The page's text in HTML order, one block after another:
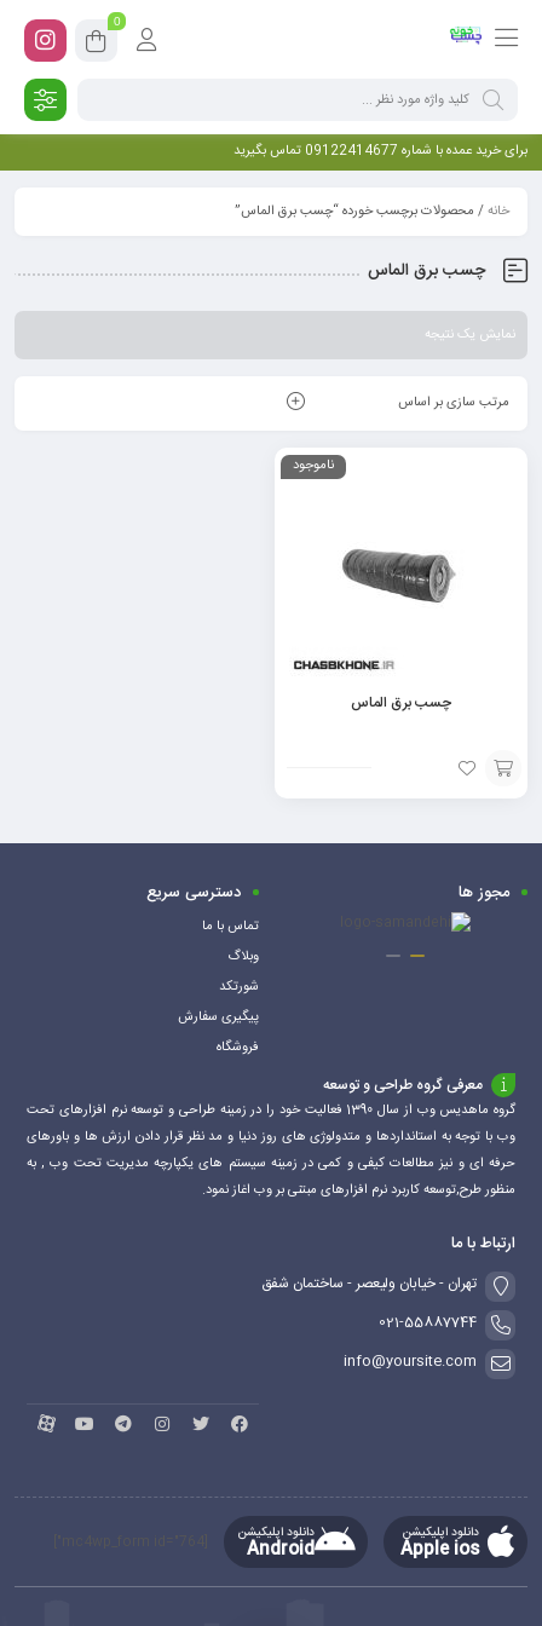
0
برای خرید عمده با شماره 09122414677 تماس بگیرید
خانه/ محصولات برچسب خورده “چسب برق الماس”
چسب برق الماس
نمایش یک نتیجه
مرتب سازی بر اساس
ناموجود
چسب برق الماس
افزودن
به
مجوز ها دسترسی سریع
تماس با ما
وبلاگ
شورتکد
پیگیری سفارش
فروشگاه
معرفی گروه طراحی و توسعه
گروه ماهدیس وب از سال 1390 فعالیت خود را در زمینه طراحی و توسعه نرم افزارهای تحت
وب با توجه به استانداردها و متدولوژی های روز دنیا و مد نظر قرار دادن ارزش ها و باورهای
حرفه ای و نیز مطالعات کیفی و کمی در زمینه سیستم های یکپارچه مدیریت تحت وب , به
منظور طرح,توسعه کاربرد نرم افزارهای مبتنی بر وب اغاز نمود.
ارتباط با ما
تهران - خیابان ولیعصر - ساختمان شفق
021-55887744
info@yoursite.com
دانلود اپلیکیشن
Apple ios
دانلود اپلیکیشن
Android